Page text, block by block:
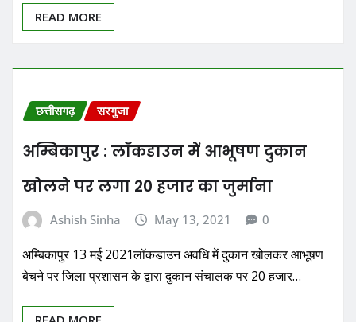
READ MORE
छत्तीसगढ़ सरगुजा
अम्बिकापुर : लॉकडाउन में आभूषण दुकान
खोलने पर लगा 20 हजार का जुर्माना
Ashish Sinha May 13, 2021 0
अम्बिकापुर 13 मई 2021लॉकडाउन अवधि में दुकान खोलकर आभूषण
बेचने पर जिला प्रशासन के द्वारा दुकान संचालक पर 20 हजार…